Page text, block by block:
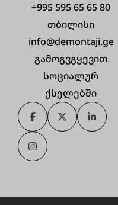
+995 595 65 65 80
თბილისი
info@demontaji.ge
გამოგვგყევით
სოციალურ
ქსელებში